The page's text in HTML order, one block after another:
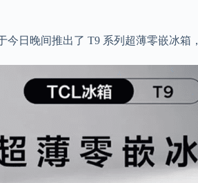
今日晚间推出了 T9 系列超薄零嵌冰箱，